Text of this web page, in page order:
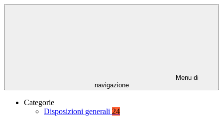
Menu di
navigazione
Categorie
Disposizioni generali 24